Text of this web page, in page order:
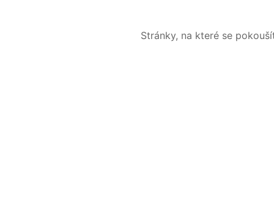
Stránky, na které se